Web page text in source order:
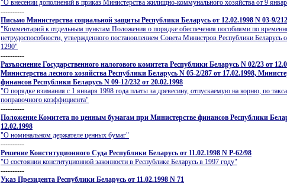
"О внесении дополнений в приказ Министерства жилищно-коммунального хозяйства от 9
----------
Письмо Министерства социальной защиты Республики Беларусь от 12.02.1998 N 03-9/212
"Комментарий к отдельным пунктам Положения о порядке обеспечения пособиями по
нетрудоспособности, утвержденного постановлением Совета Министров Республики Беларусь
1290"
----------
Разъяснение Государственного налогового комитета Республики Беларусь N 02/23 от
Министерства лесного хозяйства Республики Беларусь N 05-2/287 от 17.02.1998,
финансов Республики Беларусь N 09-12/232 от 20.02.1998
"О порядке взимания с 1 января 1998 года платы за древесину, отпускаемую на корню, по
поправочного коэффициента"
----------
Положение Комитета по ценным бумагам при Министерстве финансов Республики
12.02.1998
"О номинальном держателе ценных бумаг"
----------
Решение Конституционного Суда Республики Беларусь от 11.02.1998 N Р-62/98
"О состоянии конституционной законности в Республике Беларусь в 1997 году"
----------
Указ Президента Республики Беларусь от 11.02.1998 N 71